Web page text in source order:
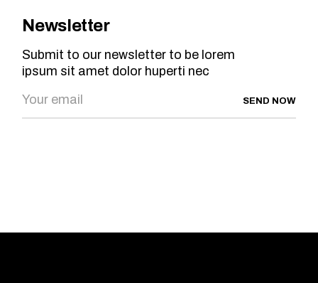
Newsletter
Submit to our newsletter to be lorem
ipsum sit amet dolor huperti nec
SEND NOW